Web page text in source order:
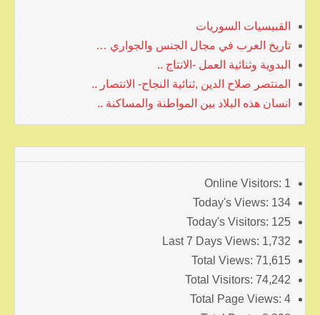
القبيسيات السوريات
تاريخ العرب في مجال الجنس والجواري …
البدوية وثنائية العمل -الانتاج ..
المنتصر صلاح الدين ,ثنائية النجاح- الانتصار ..
انسان هذه البلاد بين المواطنة والمساكنة ..
Online Visitors: 1
Today's Views: 134
Today's Visitors: 125
Last 7 Days Views: 1,732
Total Views: 71,615
Total Visitors: 74,242
Total Page Views: 4